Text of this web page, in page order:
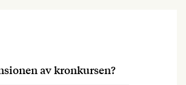
av kronkursen?